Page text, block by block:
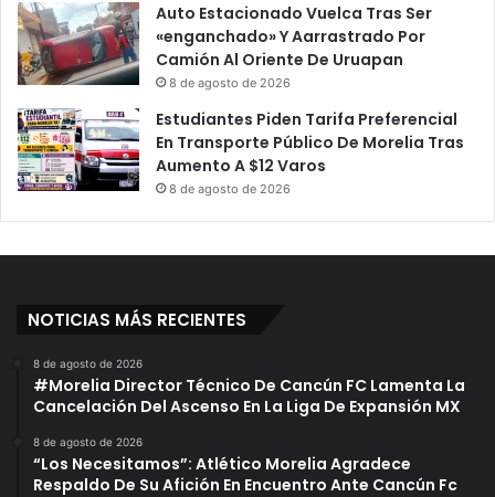
Auto Estacionado Vuelca Tras Ser
«enganchado» Y Aarrastrado Por
Camión Al Oriente De Uruapan
8 de agosto de 2026
Estudiantes Piden Tarifa Preferencial
En Transporte Público De Morelia Tras
Aumento A $12 Varos
8 de agosto de 2026
NOTICIAS MÁS RECIENTES
8 de agosto de 2026
#Morelia Director Técnico De Cancún FC Lamenta La
Cancelación Del Ascenso En La Liga De Expansión MX
8 de agosto de 2026
“Los Necesitamos”: Atlético Morelia Agradece
Respaldo De Su Afición En Encuentro Ante Cancún Fc